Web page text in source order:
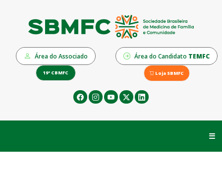
Área do Associado Área do Candidato TEMFC
19º CBMFC Loja SBMFC
☰